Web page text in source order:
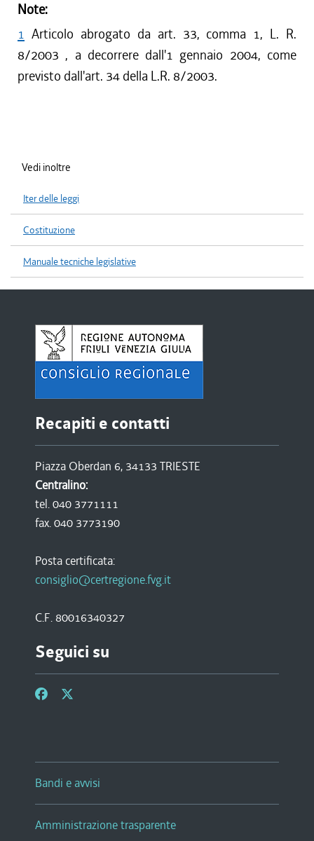
Note:
1 Articolo abrogato da art. 33, comma 1, L. R.
8/2003 , a decorrere dall'1 gennaio 2004, come
previsto dall'art. 34 della L.R. 8/2003.
Vedi inoltre
Iter delle leggi
Costituzione
Manuale tecniche legislative
Recapiti e contatti
Piazza Oberdan 6, 34133 TRIESTE
Centralino:
tel. 040 3771111
fax. 040 3773190
Posta certificata:
consiglio@certregione.fvg.it
C.F. 80016340327
Seguici su
Bandi e avvisi
Amministrazione trasparente